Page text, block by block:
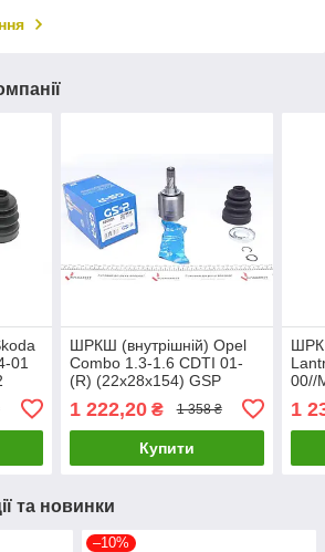
01
ШРКШ (внутрішній) Opel
Combo 1.3-1.6 CDTI 01-
(R) (22x28x154) GSP
1 222,20₴ 1 358 ₴
Купити
00//
1
та новинки
–10%